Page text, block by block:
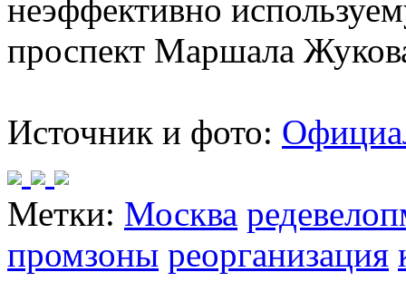
неэффективно
проспект Маршала
Источник и фото:
Метки: Москва
промзоны реорганизация